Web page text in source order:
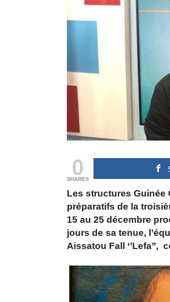
0
SHARES
Les structures Guinée
préparatifs de la
15 au 25 décembre
jours de sa tenue,
Aissatou Fall